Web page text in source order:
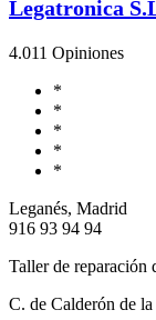
Legatronica
4.011 Opiniones
*
*
*
*
*
Leganés, Madrid
916 93 94 94
Taller de reparación
C. de Calderón de